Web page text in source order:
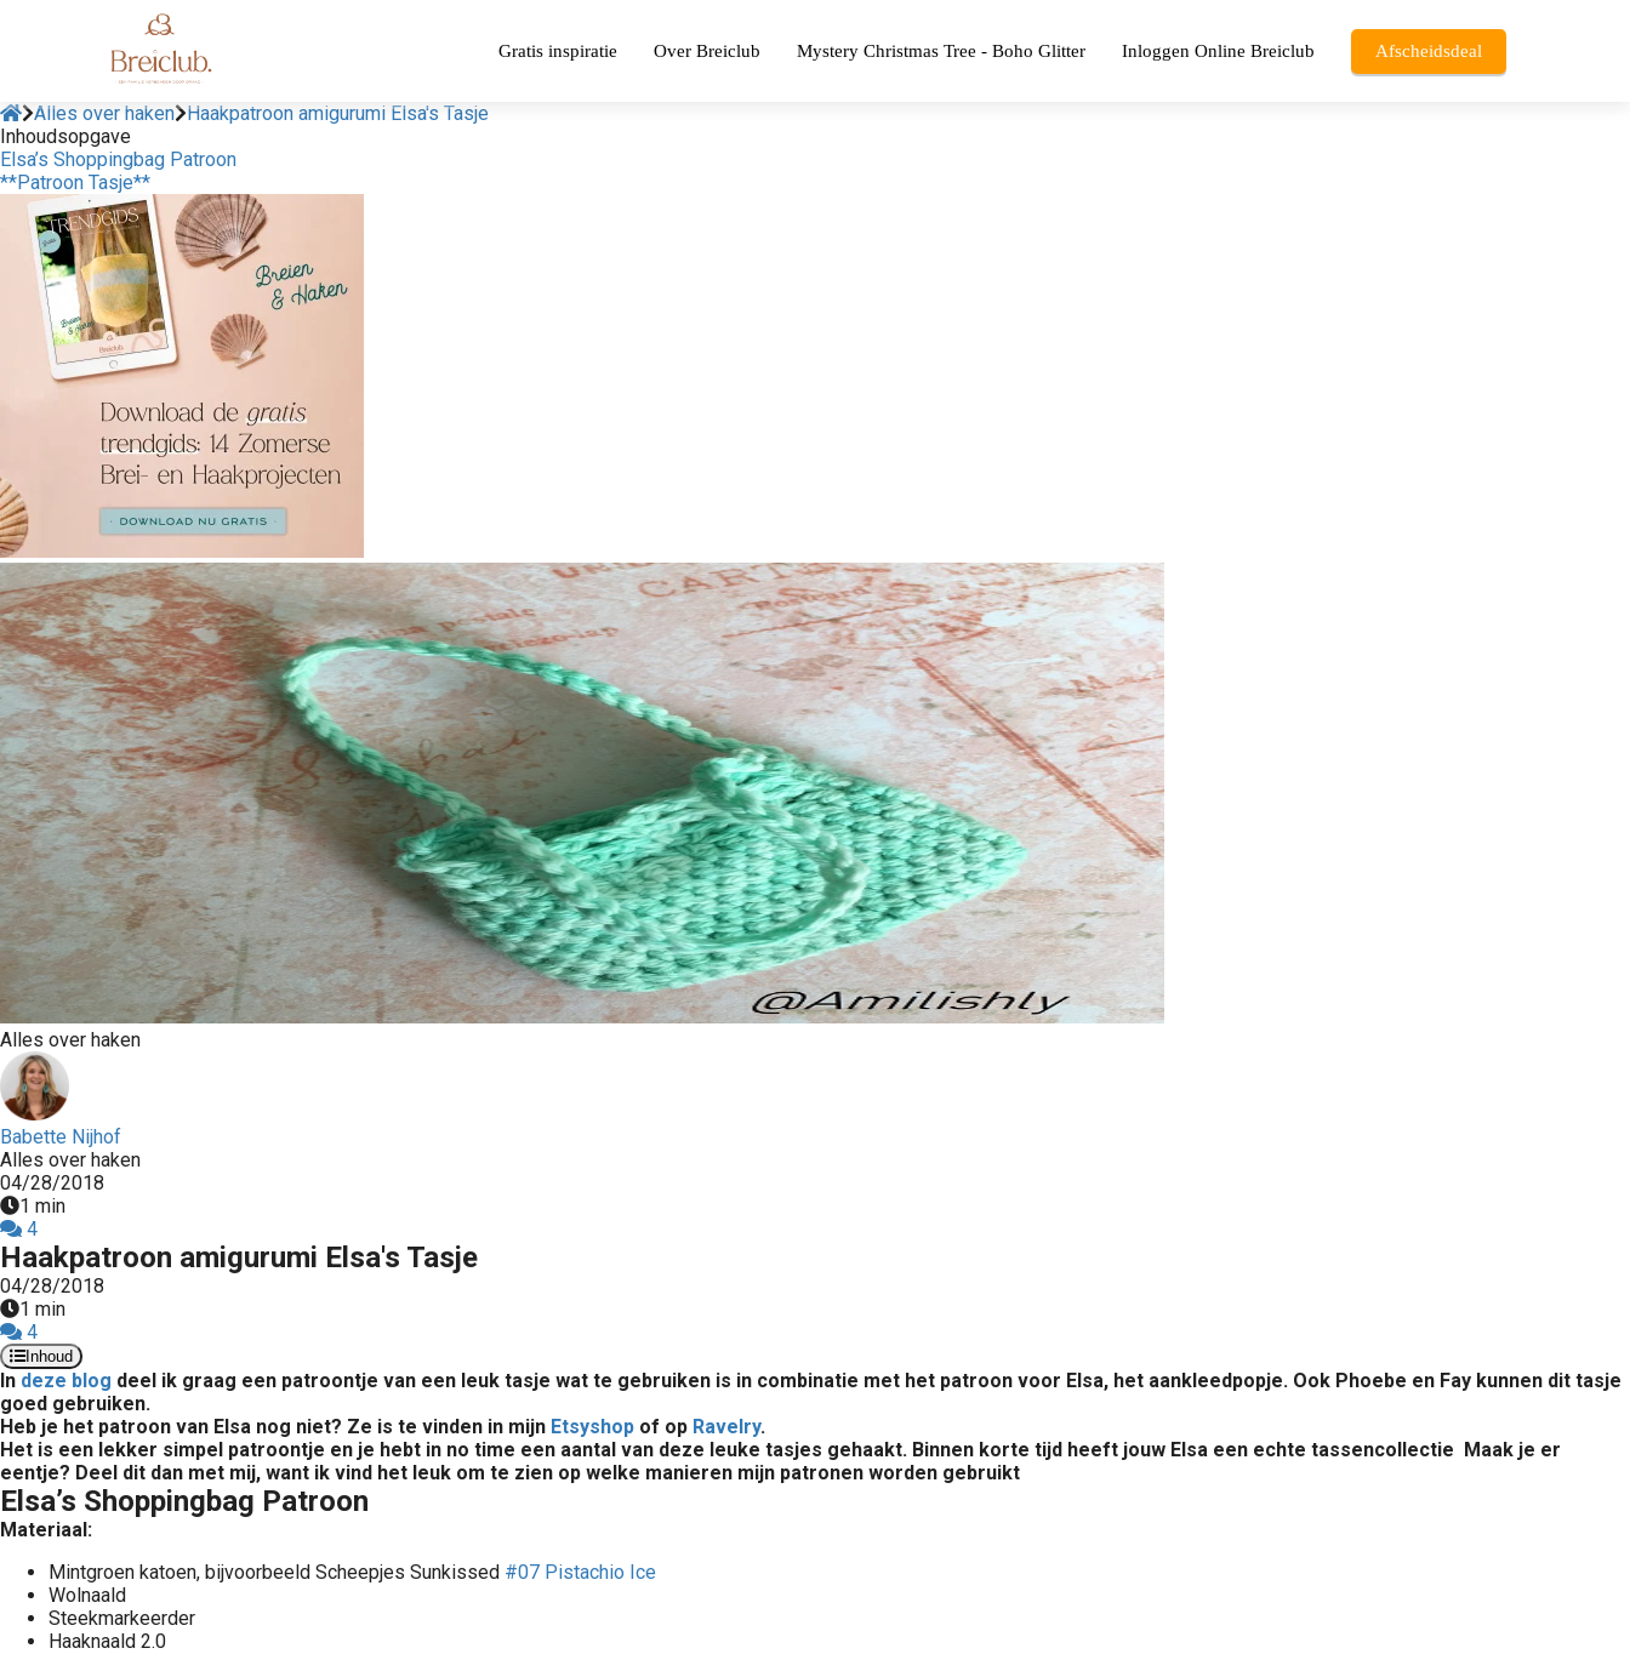
Gratis inspiratie Over Breiclub Mystery Christmas Tree - Boho Glitter Inloggen Online Breiclub Afscheidsdeal
Alles over haken
Haakpatroon amigurumi Elsa's Tasje
Inhoudsopgave
Elsa’s Shoppingbag Patroon
**Patroon Tasje**
Alles over haken
Babette Nijhof
Alles over haken
04/28/2018
1 min
4
Haakpatroon amigurumi Elsa's Tasje
04/28/2018
1 min
4
Inhoud
In deze blog deel ik graag een patroontje van een leuk tasje wat te gebruiken is in combinatie met het patroon voor Elsa, het aankleedpopje. Ook Phoebe en Fay kunnen dit tasje
goed gebruiken.
Heb je het patroon van Elsa nog niet? Ze is te vinden in mijn Etsyshop of op Ravelry.
Het is een lekker simpel patroontje en je hebt in no time een aantal van deze leuke tasjes gehaakt. Binnen korte tijd heeft jouw Elsa een echte tassencollectie Maak je er
eentje? Deel dit dan met mij, want ik vind het leuk om te zien op welke manieren mijn patronen worden gebruikt
Elsa’s Shoppingbag Patroon
Materiaal:
Mintgroen katoen, bijvoorbeeld Scheepjes Sunkissed #07 Pistachio Ice
Wolnaald
Steekmarkeerder
Haaknaald 2.0